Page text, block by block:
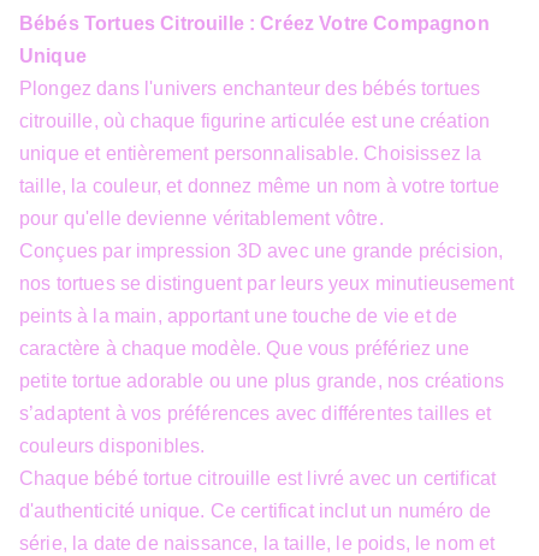
Bébés Tortues Citrouille : Créez Votre Compagnon
Unique
Plongez dans l'univers enchanteur des bébés tortues
citrouille, où chaque figurine articulée est une création
unique et entièrement personnalisable. Choisissez la
taille, la couleur, et donnez même un nom à votre tortue
pour qu'elle devienne véritablement vôtre.
Conçues par impression 3D avec une grande précision,
nos tortues se distinguent par leurs yeux minutieusement
peints à la main, apportant une touche de vie et de
caractère à chaque modèle. Que vous préfériez une
petite tortue adorable ou une plus grande, nos créations
s’adaptent à vos préférences avec différentes tailles et
couleurs disponibles.
Chaque bébé tortue citrouille est livré avec un certificat
d'authenticité unique. Ce certificat inclut un numéro de
série, la date de naissance, la taille, le poids, le nom et